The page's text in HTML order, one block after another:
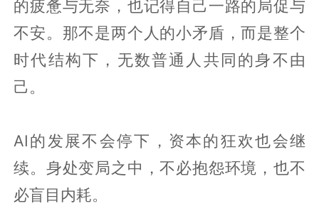
的疲惫与无奈，也记得自己一路的局促与
不安。那不是两个人的小矛盾，而是整个
时代结构下，无数普通人共同的身不由
己。
AI的发展不会停下，资本的狂欢也会继
续。身处变局之中，不必抱怨环境，也不
必盲目内耗。